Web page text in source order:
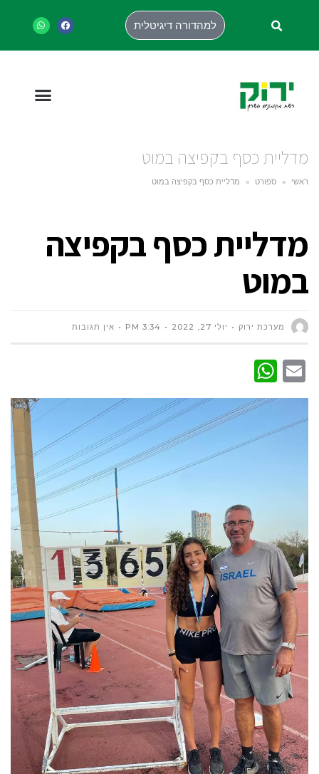
למהדורה דיגיטלית
מדליית כסף בקפיצה במוט
ראשי » ספורט » מדליית כסף בקפיצה במוט
מדליית כסף בקפיצה
במוט
מערכת ירוק יולי 27, 2022 3:34 PM אין תגובות
Email